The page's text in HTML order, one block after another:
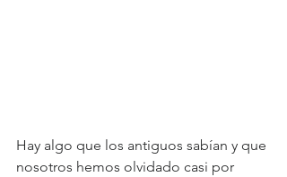
Hay algo que los antiguos sabían y que
nosotros hemos olvidado casi por